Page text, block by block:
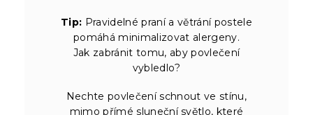
Tip: Pravidelné praní a větrání postele
pomáhá minimalizovat alergeny.
Jak zabránit tomu, aby povlečení
vybledlo?
Nechte povlečení schnout ve stínu,
mimo přímé sluneční světlo, které